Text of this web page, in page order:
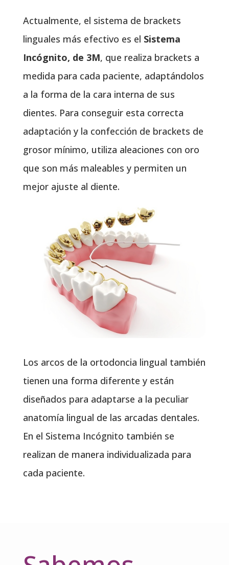
Actualmente, el sistema de brackets
linguales más efectivo es el Sistema
Incógnito, de 3M, que realiza brackets a
medida para cada paciente, adaptándolos
a la forma de la cara interna de sus
dientes. Para conseguir esta correcta
adaptación y la confección de brackets de
grosor mínimo, utiliza aleaciones con oro
que son más maleables y permiten un
mejor ajuste al diente.
Los arcos de la ortodoncia lingual también
tienen una forma diferente y están
diseñados para adaptarse a la peculiar
anatomía lingual de las arcadas dentales.
En el Sistema Incógnito también se
realizan de manera individualizada para
cada paciente.